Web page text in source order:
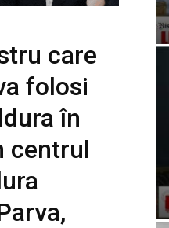
care
folosi
în
centrul